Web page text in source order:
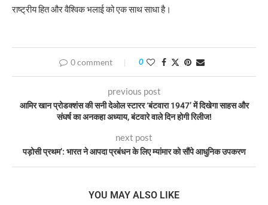
राष्ट्रीय हित और वैश्विक भलाई को एक साथ साधा है।
0 comment 0
previous post
आमिर खान प्रोडक्शंस की सनी देओल स्टारर ‘बंटवारा 1947’ में दिखेगा साहस और
संघर्ष का अनकहा अध्याय, बंटवारे वाले दिन होगी रिलीज!
next post
पड़ोसी प्रथम’: भारत ने आपदा प्रबंधन के लिए म्यांमार को सौंपे आधुनिक उपकरण
YOU MAY ALSO LIKE